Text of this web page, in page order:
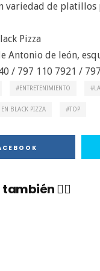
variedad de
Pizza
Antonio de león,
/ 797 110 7921 /
ENTRETENIMIENTO
EN BLACK PIZZA TOP
👇🏼